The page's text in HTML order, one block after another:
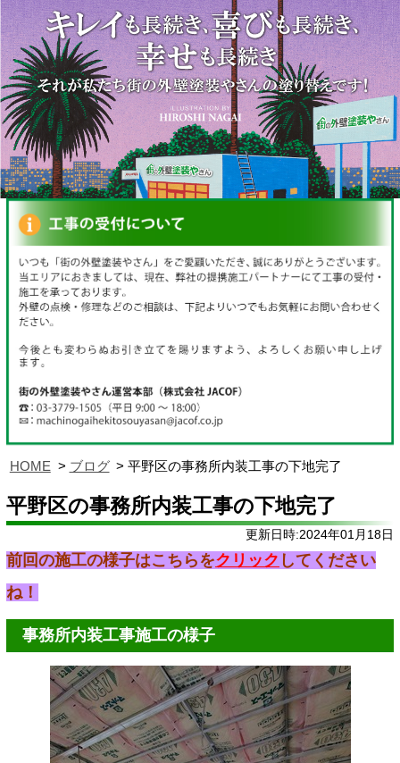
HOME ブログ 平野区の事務所内装工事の下地完了
平野区の事務所内装工事の下地完了
更新日時:2024年01月18日
前回の施工の様子はこちらをクリック してください
ね！
事務所内装工事施工の様子